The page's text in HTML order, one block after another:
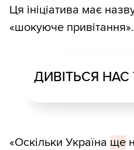
Ця ініціатива має
«шокуюче привітання».
ДИВІТЬСЯ НАС
«Оскільки Україна ще